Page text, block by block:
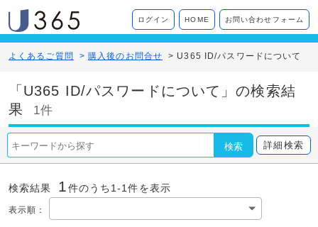
ログイン HOME お問い合わせフォーム
よくあるご質問 > 購入後のお問合せ > U365 ID/パスワードについて
「U365 ID/パスワードについて」の検索結
果
1件
検索 詳細検索
検索結果 1件のうち1-1件を表示
表示順 ：